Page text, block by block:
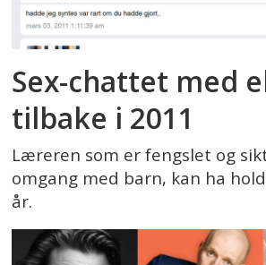
Sex-chattet med
tilbake i 2011
Læreren som er fengslet og
omgang med barn, kan ha
år.